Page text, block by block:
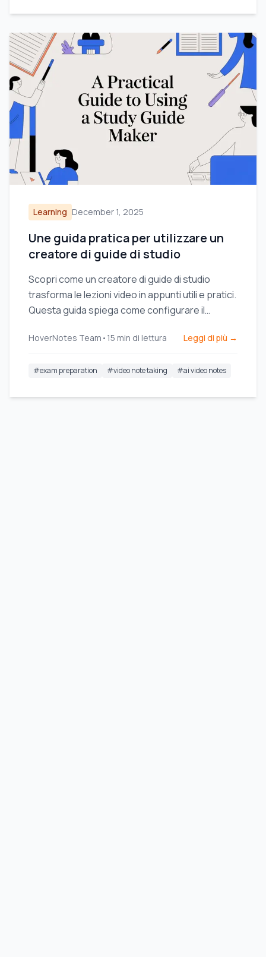
Learning December 1, 2025
Une guida pratica per utilizzare un
creatore di guide di studio
Scopri come un creatore di guide di studio
trasforma le lezioni video in appunti utili e pratici.
Questa guida spiega come configurare il
appunti nel tuo flusso di lavoro.
HoverNotes Team • 15 min di lettura Leggi di più →
#exam preparation #video note taking #ai video notes